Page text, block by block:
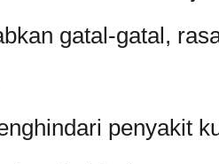
gatal-gatal,
penyakit